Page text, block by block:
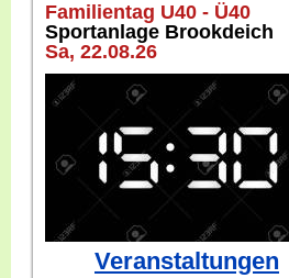
Familientag U40 - Ü40
Sportanlage Brookdeich
Sa, 22.08.26
Veranstaltungen